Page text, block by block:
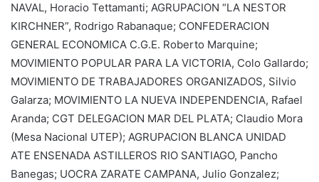
NAVAL, Horacio Tettamanti; AGRUPACION “LA NESTOR
KIRCHNER”, Rodrigo Rabanaque; CONFEDERACION
GENERAL ECONOMICA C.G.E. Roberto Marquine;
MOVIMIENTO POPULAR PARA LA VICTORIA, Colo Gallardo;
MOVIMIENTO DE TRABAJADORES ORGANIZADOS, Silvio
Galarza; MOVIMIENTO LA NUEVA INDEPENDENCIA, Rafael
Aranda; CGT DELEGACION MAR DEL PLATA; Claudio Mora
(Mesa Nacional UTEP); AGRUPACION BLANCA UNIDAD
ATE ENSENADA ASTILLEROS RIO SANTIAGO, Pancho
Banegas; UOCRA ZARATE CAMPANA, Julio Gonzalez;